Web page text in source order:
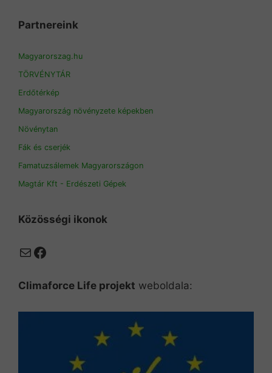
Partnereink
Magyarorszag.hu
TÖRVÉNYTÁR
Erdőtérkép
Magyarország növényzete képekben
Növénytan
Fák és cserjék
Famatuzsálemek Magyarországon
Magtár Kft - Erdészeti Gépek
Közösségi ikonok
MailFacebook
Climaforce Life projekt weboldala: